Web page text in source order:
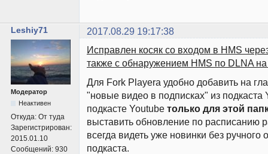
Leshiy71 2017.08.29 19:17:38
Модератор
Неактивен
Откуда: От туда
Зарегистрирован:
2015.01.10
Сообщений: 930
Исправлен косяк со входом в HMS
также с обнаружением HMS по DLNA
Для Fork Playera удобно добавить на
"новые видео в подписках" из подкаста
подкасте Youtube только для этой
выставить обновление по расписанию
всегда видеть уже новинки без ручного
подкаста.